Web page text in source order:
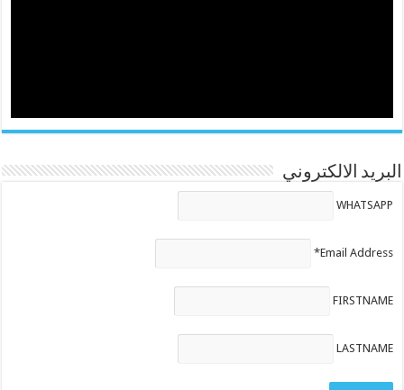
البريد الالكتروني
WHATSAPP
Email Address*
FIRSTNAME
LASTNAME